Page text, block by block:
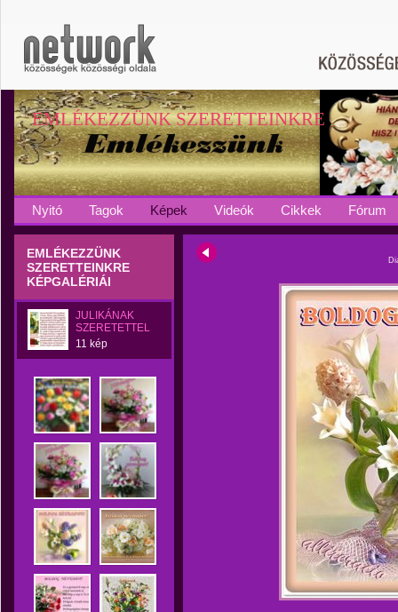
EMLÉKEZZÜNK SZERETTEINKRE
Nyitó Tagok Képek Videók Cikkek Fórum
EMLÉKEZZÜNK
SZERETTEINKRE
KÉPGALÉRIÁI
JULIKÁNAK
SZERETETTEL
11 kép